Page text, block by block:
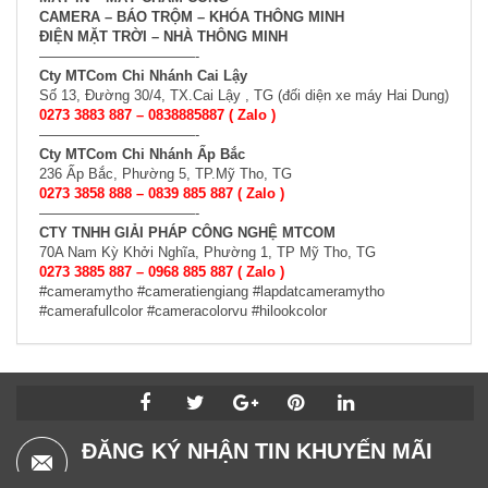
CAMERA – BÁO TRỘM – KHÓA THÔNG MINH
ĐIỆN MẶT TRỜI – NHÀ THÔNG MINH
———————————-
Cty MTCom Chi Nhánh Cai Lậy
Số 13, Đường 30/4, TX.Cai Lậy , TG (đối diện xe máy Hai Dung)
0273 3883 887 – 0838885887 ( Zalo )
———————————-
Cty MTCom Chi Nhánh Ấp Bắc
236 Ấp Bắc, Phường 5, TP.Mỹ Tho, TG
0273 3858 888 – 0839 885 887 ( Zalo )
———————————-
CTY TNHH GIẢI PHÁP CÔNG NGHỆ MTCOM
70A Nam Kỳ Khởi Nghĩa, Phường 1, TP Mỹ Tho, TG
0273 3885 887 – 0968 885 887 ( Zalo )
#cameramytho #cameratiengiang #lapdatcameramytho
#camerafullcolor #cameracolorvu #hilookcolor
ĐĂNG KÝ NHẬN TIN KHUYẾN MÃI